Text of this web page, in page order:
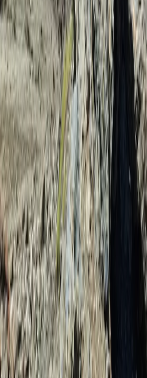
아시아
아프리카
중남미
북미
오세아니아
극지
99 different holidays
스타일
하이킹 & 트레킹
애니멀
익스페디션
신발끈 정보
신발끈스토리
99 different holidays
슈캐스트
세계여행정보
여행공식
체력지수와 서비스레벨
가이드 운영 안내
여행지
스타일
신발끈 정보
문의전화 02-333-4151
상담시간평일 09:30 ~ 17:30 (주말·공휴일 휴
입금안내 하나은행 298-910003-08304 신발
서울시 마포구 와우산로 24길 9(창전동 436-